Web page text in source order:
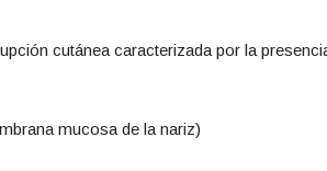
cutánea caracterizada por la
mucosa de la nariz)